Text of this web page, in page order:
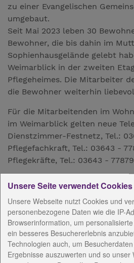
zu einer Evangelischen
umgebaut.
Seit Mai 2023 leben 30
Bewohner, die bis dahin im
Sophienhausgelände gelebt
Weimarblick in der zweiten
Pflegeheimes. Die Mitarbeiter
die Bewohner weiterhin
Für die Mitarbeitenden im
im Weimarblick gelten neue
Dienstzimmer-Festnetz, Tel.:
Pflegefachkraft, Tel.: 03643 -
Pflegekräfte, Tel.: 03643 -
AnsprechpartnerInnen
Konzeptionelle Arbeit
Angebote / Kosten
Unsere Seite verwendet Cookies
Unsere Webseite nutzt Cookies und
personenbezogene Daten wie die IP-
Browserinformation, um
ein besseres Besuchererlebnis
Technologien auch, um
Ergebnisse auszuwerten und so unser